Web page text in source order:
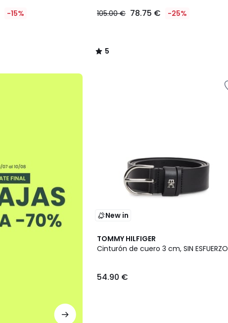
-15% 105.00 € 78.75 € -25%
5
/
New in
TOMMY HILFIGER
Cinturón de cuero 3 cm, SIN ESFUERZO
54.90 €